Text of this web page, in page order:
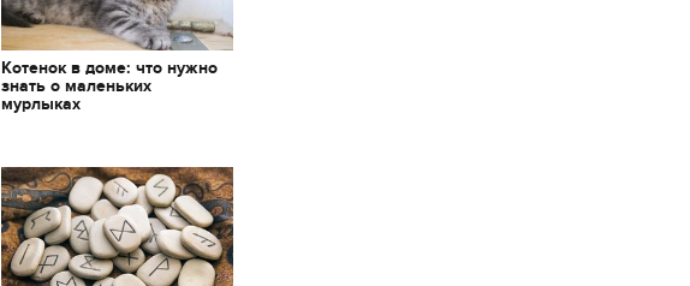
Котенок в доме: что нужно
знать о маленьких
мурлыках